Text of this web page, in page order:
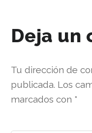
Deja un
Tu dirección de
publicada. Los
marcados con *